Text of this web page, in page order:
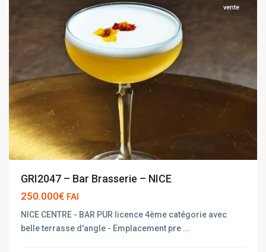
vente
GRI2047 – Bar Brasserie – NICE
250.000€ FAI
NICE CENTRE - BAR PUR licence 4ème catégorie avec
belle terrasse d'angle - Emplacement pre ...